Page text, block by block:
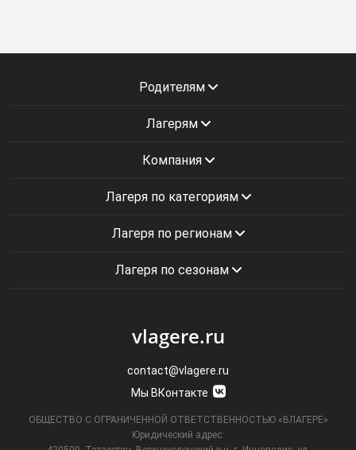
Родителям
Лагерям
Компания
Лагеря по категориям
Лагеря по регионам
Лагеря по сезонам
vlagere.ru
contact@vlagere.ru
Мы ВКонтакте
ОБЩЕСТВО С ОГРАНИЧЕННОЙ ОТВЕТСТВЕННОСТЬЮ «ВЛАГЕРЕ»
Юридический адрес: